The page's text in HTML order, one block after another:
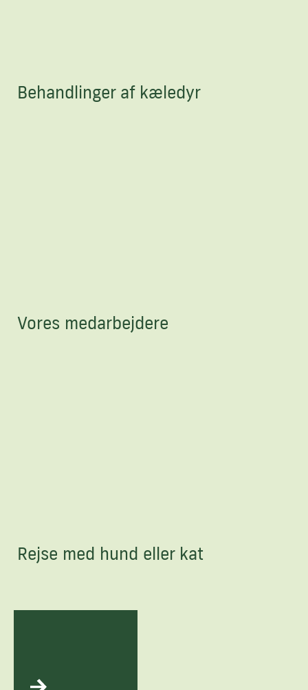
Behandlinger af kæledyr
Vores medarbejdere
Rejse med hund eller kat